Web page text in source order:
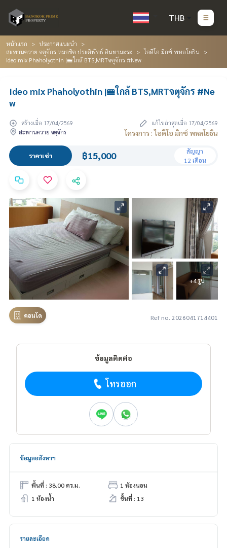
THB
หน้าแรก
ประกาศแนะนำ
สะพานควาย จตุจักร หมอชิต ประดิพัทธ์ อินทามะระ
ไอดีโอ มิกซ์ พหลโยธิน
Ideo mix Phaholyothin |🚝ใกล้ BTS,MRTจตุจักร #New
Ideo mix Phaholyothin |🚝ใกล้ BTS,MRTจตุจักร #Ne
w
สร้างเมื่อ 17/04/2569
แก้ไขล่าสุดเมื่อ 17/04/2569
สะพานควาย จตุจักร
โครงการ : ไอดีโอ มิกซ์ พหลโยธิน
ราคาเช่า ฿15,000
สัญญา
12 เดือน
+4 รูป
คอนโด Ref no. 2026041714401
ข้อมูลติดต่อ
โทรออก
ข้อมูลอสังหาฯ
พื้นที่ : 38.00 ตร.ม.
1 ห้องนอน
1 ห้องน้ำ
ชั้นที่ : 13
รายละเอียด